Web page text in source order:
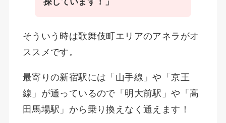
そういう時は歌舞伎町エリアのアネラがオ
ススメです。
最寄りの新宿駅には「山手線」や「京王
線」が通っているので「明大前駅」や「高
田馬場駅」から乗り換えなく通えます！